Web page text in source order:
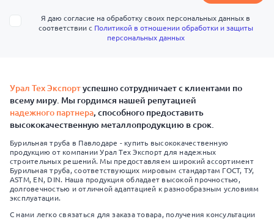
Я даю согласие на обработку своих персональных данных в
соответствии с Политикой в отношении обработки и защиты
персональных данных
Урал Тех Экспортуспешно сотрудничает с клиентами по
всему миру. Мы гордимся нашей репутацией
надежного партнера, способного предоставить
высококачественную металлопродукцию в срок.
Бурильная труба в Павлодаре - купить высококачественную
продукцию от компании Урал Тех Экспорт для надежных
строительных решений. Мы предоставляем широкий ассортимент
Бурильная труба, соответствующих мировым стандартам ГОСТ, ТУ,
ASTM, EN, DIN. Наша продукция обладает высокой прочностью,
долговечностью и отличной адаптацией к разнообразным условиям
эксплуатации.
С нами легко связаться для заказа товара, получения консультации